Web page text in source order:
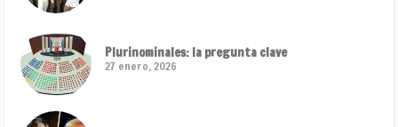
Plurinominales: la pregunta clave
27 enero, 2026